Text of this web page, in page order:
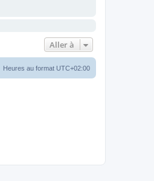
Aller à
Heures au format UTC+02:00